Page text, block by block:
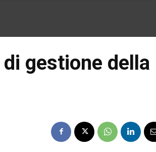
gestione della